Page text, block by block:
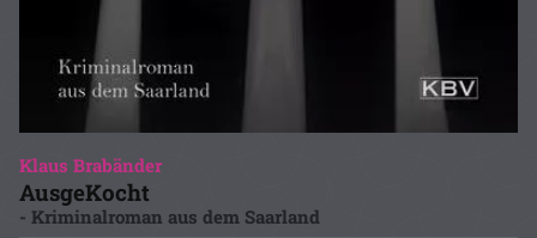
Klaus Brabänder
AusgeKocht
- Kriminalroman aus dem Saarland